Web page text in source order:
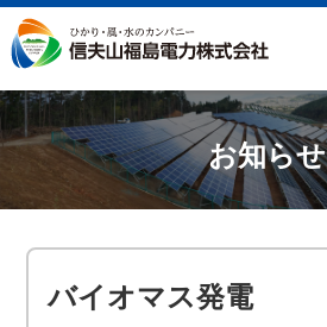
お知らせ
バイオマス発電